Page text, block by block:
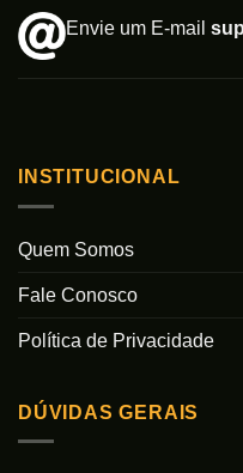
Envie um E-mail
INSTITUCIONAL
Quem Somos
Fale Conosco
Política de Privacidade
DÚVIDAS GERAIS